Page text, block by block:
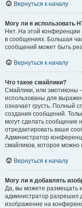
Вернуться к началу
Могу ли я использовать
Нет. На этой конференции
в сообщениях. Большая
сообщений может быть
Вернуться к началу
Что такое смайлики?
Смайлики, или эмотиконы
использованы для
означает грусть. Полный
создания сообщений.
могут сделать
отредактировать ваше
Администратор
смайликов, которое
Вернуться к началу
Могу ли я добавлять
Да, вы можете размещать
администратор разрешил
изображение на